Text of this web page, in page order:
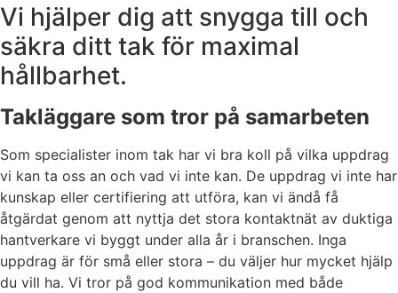
Vi hjälper dig att snygga till och
säkra ditt tak för maximal
hållbarhet.
Takläggare som tror på samarbeten
Som specialister inom tak har vi bra koll på vilka uppdrag
vi kan ta oss an och vad vi inte kan. De uppdrag vi inte har
kunskap eller certifiering att utföra, kan vi ändå få
åtgärdat genom att nyttja det stora kontaktnät av duktiga
hantverkare vi byggt under alla år i branschen. Inga
uppdrag är för små eller stora – du väljer hur mycket hjälp
du vill ha. Vi tror på god kommunikation med både